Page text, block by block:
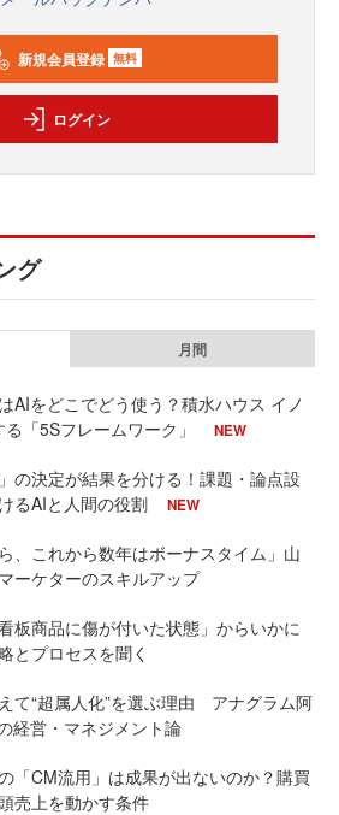
新規会員登録 無料
ログイン
グ
月間
AIをどこでどう使う？積水ハウス イノ
「5Sフレームワーク」
NEW
の決定が結果を分ける！課題・論点設
るAIと人間の役割
NEW
、これから数年はボーナスタイム」山
ーケターのスキルアップ
板商品に傷が付いた状態」からいかに
とプロセスを聞く
て“超属人化”を選ぶ理由 アナグラム阿
経営・マネジメント論
「CM流用」は成果が出ないのか？購買
売上を動かす条件